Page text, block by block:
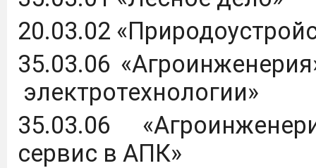
20.03.02
35.03.06
электротехнологии»
35.03.06
сервис в АПК»